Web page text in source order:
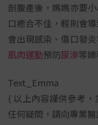
剖腹產後，媽媽亦要
口癒合不佳，輕則會
會出現感染、傷口發
肌肉運動預防尿滲等婦
Text_Emma
( 以上內容謹供參考
任何疑問，請向專業醫